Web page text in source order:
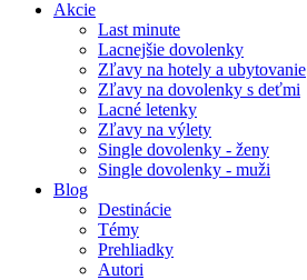
Akcie
Last minute
Lacnejšie dovolenky
Zľavy na hotely a ubytovanie
Zľavy na dovolenky s deťmi
Lacné letenky
Zľavy na výlety
Single dovolenky - ženy
Single dovolenky - muži
Blog
Destinácie
Témy
Prehliadky
Autori